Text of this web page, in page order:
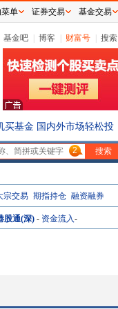
基金吧 博客 财富号 搜索
买基金 国内外市场轻松投
2
宗交易 期指持仓 融资融券
股通(深) - 资金流入-
单 证券交易 基金交易